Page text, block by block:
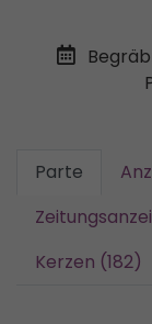
Parte
Kerzen (182)